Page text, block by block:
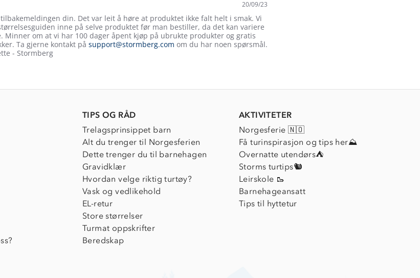
20/09/23
din. Det var leit å høre at produktet ikke falt helt i smak. Vi
inne på selve produktet før man bestiller, da det kan variere
Minner om at vi har 100 dager åpent kjøp på ubrukte produkter og gratis
Ta gjerne kontakt på support@stormberg.com om du har noen spørsmål.
- Stormberg
TIPS OG RÅD
Trelagsprinsippet barn
Alt du trenger til Norgesferien
Dette trenger du til barnehagen
Gravidklær
Hvordan velge riktig turtøy?
Vask og vedlikehold
EL-retur
Store størrelser
Turmat oppskrifter
Beredskap
AKTIVITETER
Norgesferie 🇳🇴
Få turinspirasjon og tips her⛰
Overnatte utendørs⛺
Storms turtips🐿️
Leirskole 🥾
Barnehageansatt
Tips til hyttetur